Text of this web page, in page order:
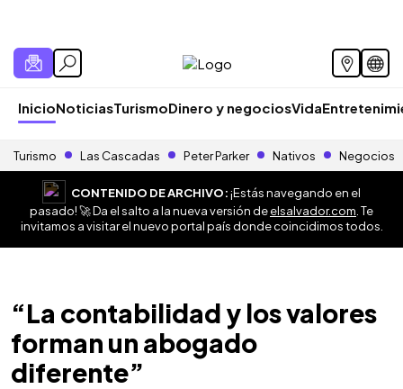
InicioNoticiasTurismoDinero y negociosVida
Turismo Las Cascadas Peter Parker Nativos Negocios
CONTENIDO DE ARCHIVO:¡Estás navegando en el
pasado! 🚀 Da el salto a la nueva versión deelsalvador.com . Te
invitamos a visitar el nuevo portal país donde coincidimos todos.
“La contabilidad y los valores
forman un abogado
diferente”